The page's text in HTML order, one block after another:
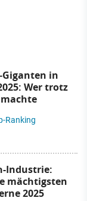
in
Wer trotz
Ranking
Industrie:
mächtigsten
2025